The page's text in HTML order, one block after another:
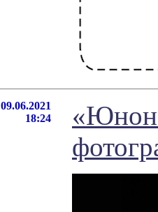
09.06.2021
18:24